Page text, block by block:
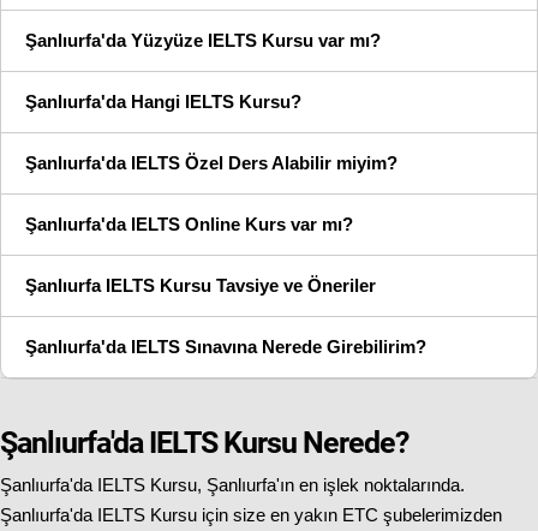
Şanlıurfa'da Yüzyüze IELTS Kursu var mı?
Şanlıurfa'da Hangi IELTS Kursu?
Şanlıurfa'da IELTS Özel Ders Alabilir miyim?
Şanlıurfa'da IELTS Online Kurs var mı?
Şanlıurfa IELTS Kursu Tavsiye ve Öneriler
Şanlıurfa'da IELTS Sınavına Nerede Girebilirim?
Şanlıurfa'da IELTS Kursu Nerede?
Şanlıurfa'da IELTS Kursu, Şanlıurfa'ın en işlek noktalarında.
Şanlıurfa'da IELTS Kursu için size en yakın ETC şubelerimizden